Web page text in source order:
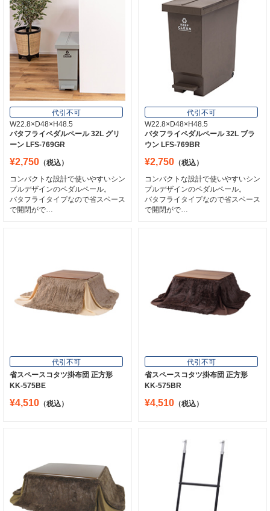
代引不可
W22.8×D48×H48.5
バタフライペダルペール 32L グリ
ーン LFS-769GR
¥2,750 （税込）
コンパクトな設計で使いやすいシン
プルデザインのペダルペール。
バタフライタイプなので省スペース
で開閉がで…
代引不可
W22.8×D48×H48.5
バタフライペダルペール 32L ブラ
ウン LFS-769BR
¥2,750 （税込）
コンパクトな設計で使いやすいシン
プルデザインのペダルペール。
バタフライタイプなので省スペース
で開閉がで…
代引不可
省スペースコタツ掛布団 正方形
KK-575BE
¥4,510 （税込）
代引不可
省スペースコタツ掛布団 正方形
KK-575BR
¥4,510 （税込）